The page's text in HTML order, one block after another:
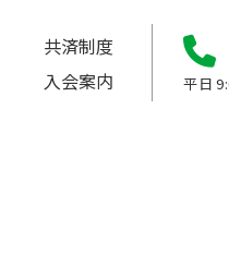
共済制度
入会案内
平日